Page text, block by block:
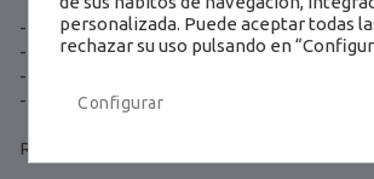
- Azúcar: 30%
- Leche: 25%
- Caramelo: 50%
- Vainilla: 15%
Recomendaciones de uso:
personalizada. Puede aceptar todas
rechazar su uso pulsando en
Configurar